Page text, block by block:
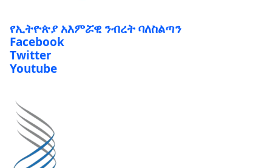
የኢትዮጵያ አእምሯዊ ንብረት ባለስልጣን
Facebook
Twitter
Youtube